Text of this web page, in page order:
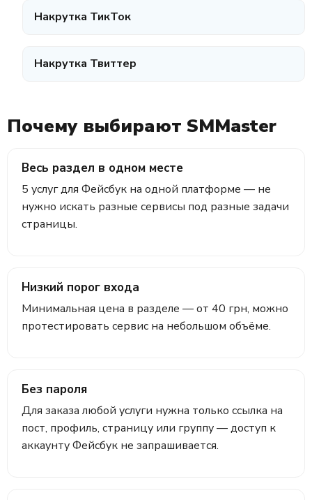
Накрутка ТикТок
Накрутка Твиттер
Почему выбирают SMMaster
Весь раздел в одном месте
5 услуг для Фейсбук на одной платформе — не
нужно искать разные сервисы под разные задачи
страницы.
Низкий порог входа
Минимальная цена в разделе — от 40 грн, можно
протестировать сервис на небольшом объёме.
Без пароля
Для заказа любой услуги нужна только ссылка на
пост, профиль, страницу или группу — доступ к
аккаунту Фейсбук не запрашивается.